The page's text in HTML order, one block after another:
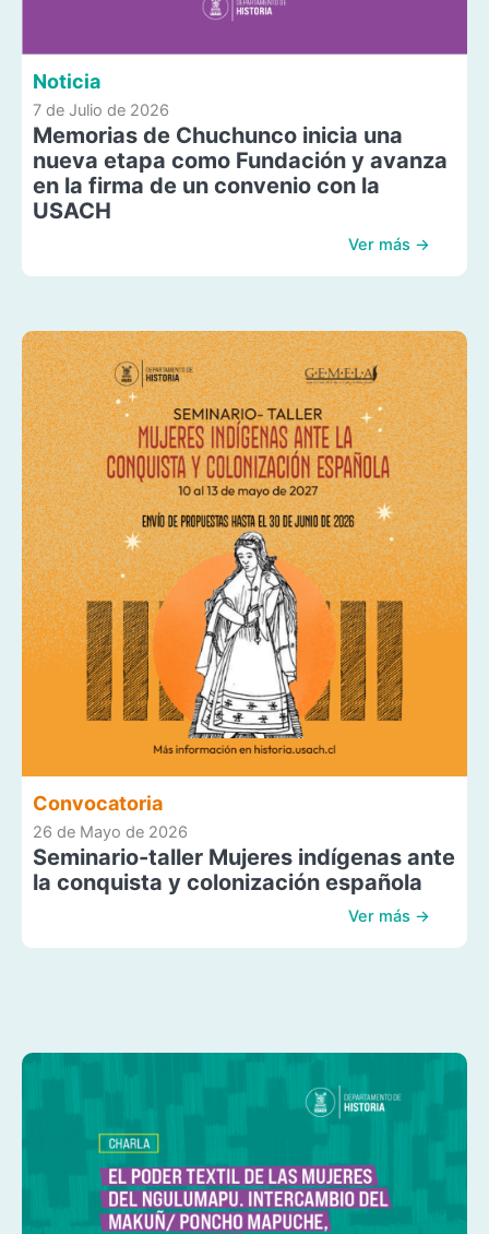
Noticia
7 de Julio de 2026
Memorias de Chuchunco inicia una
nueva etapa como Fundación y avanza
en la firma de un convenio con la
USACH
Ver más →
Convocatoria
26 de Mayo de 2026
Seminario-taller Mujeres indígenas ante
la conquista y colonización española
Ver más →